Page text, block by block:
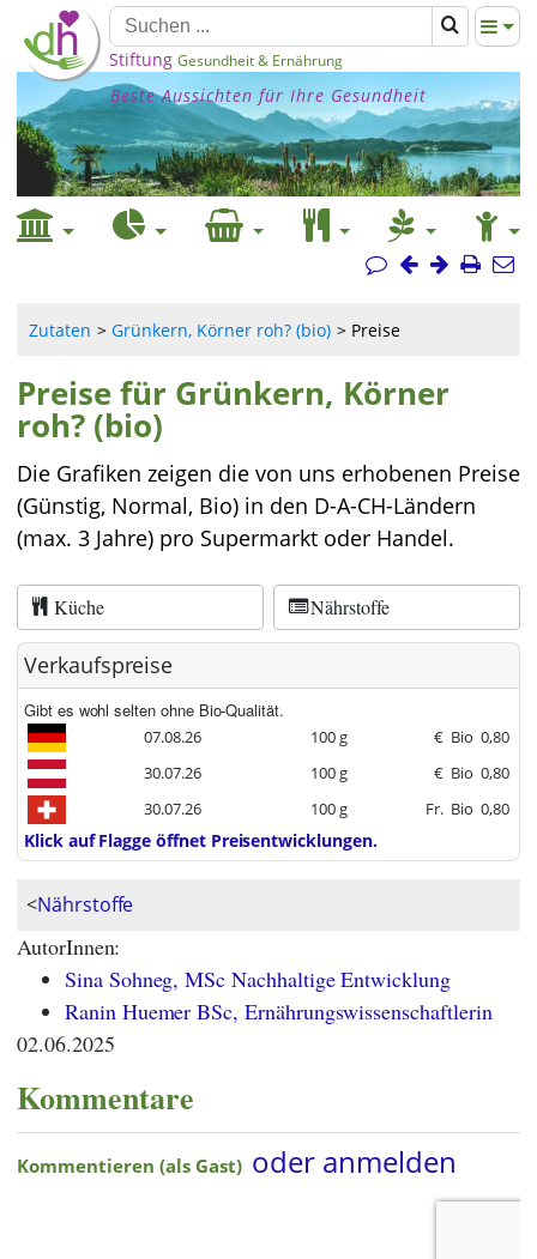
Stiftung Gesundheit & Ernährung
Beste Aussichten für Ihre Gesundheit
Zutaten Grünkern, Körner roh? (bio) Preise
Preise für Grünkern, Körner
roh? (bio)
Die Grafiken zeigen die von uns erhobenen Preise
(Günstig, Normal, Bio) in den D-A-CH-Ländern
(max. 3 Jahre) pro Supermarkt oder Handel.
Küche Nährstoffe
Verkaufspreise
Gibt es wohl selten ohne Bio-Qualität.
07.08.26 100 g € Bio 0,80
30.07.26
100 g € Bio 0,80
30.07.26
100 g Fr. Bio 0,80
Klick auf Flagge öffnet Preisentwicklungen.
<Nährstoffe
AutorInnen:
Sina Sohneg, MSc Nachhaltige Entwicklung
Ranin Huemer BSc, Ernährungswissenschaftlerin
02.06.2025
Kommentare